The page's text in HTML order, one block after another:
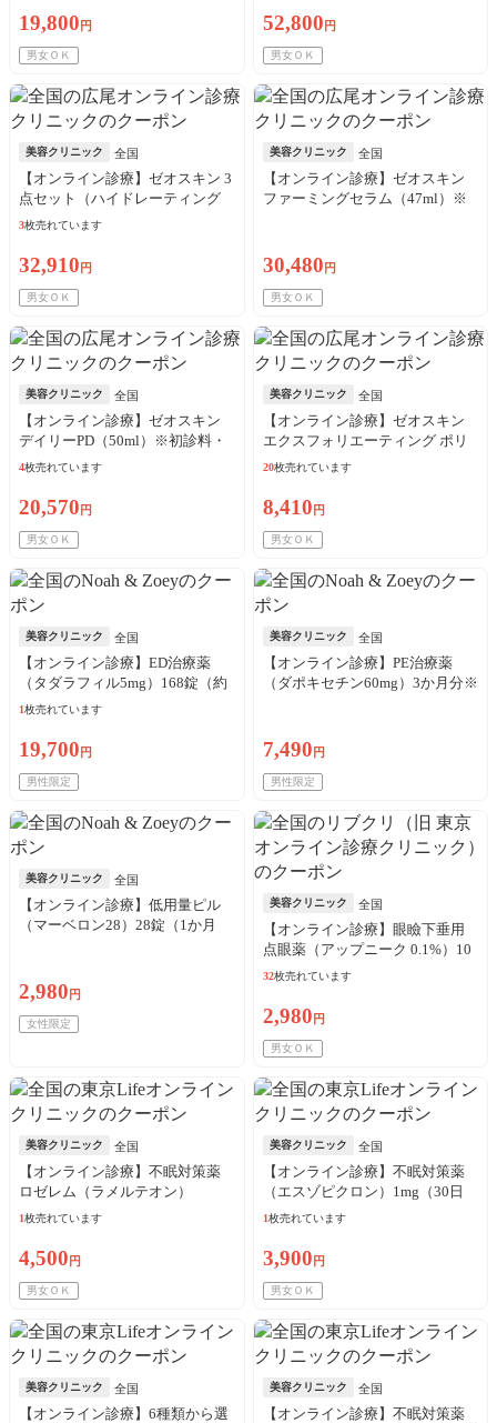
19,800 円
男女ＯＫ
52,800 円
男女ＯＫ
美容クリニック 全国
【オンライン診療】ゼオスキン 3
点セット（ハイドレーティング
クレンザー＋バランサートナー
込
3枚売れています
32,910 円
男女ＯＫ
美容クリニック 全国
【オンライン診療】ゼオスキン
ファーミングセラム（47ml）※
30,480 円
男女ＯＫ
美容クリニック 全国
【オンライン診療】ゼオスキン
デイリーPD（50ml）※初診料・
送料込
4枚売れています
20,570 円
男女ＯＫ
美容クリニック 全国
【オンライン診療】ゼオスキン
エクスフォリエーティング ポリ
ッシュ（65g）※初診料・送料込
20枚売れています
8,410 円
男女ＯＫ
美容クリニック 全国
【オンライン診療】ED治療薬
（タダラフィル5mg）168錠（約
6か月分）※初診料・送料込
1枚売れています
19,700 円
男性限定
美容クリニック 全国
【オンライン診療】PE治療薬
（ダポキセチン60mg）3か月分※
7,490 円
男性限定
美容クリニック 全国
【オンライン診療】低用量ピル
（マーベロン28）28錠（1か月
2,980 円
女性限定
美容クリニック 全国
【オンライン診療】眼瞼下垂用
点眼薬（アップニーク 0.1%）10
本（10日分）※初診料・送料込
32枚売れています
2,980 円
男女ＯＫ
美容クリニック 全国
【オンライン診療】不眠対策薬
ロゼレム（ラメルテオン）
8mg（30日分）※初診料・送料込
1枚売れています
4,500 円
男女ＯＫ
美容クリニック 全国
【オンライン診療】不眠対策薬
（エスゾピクロン）1mg（30日
分）※初診料・送料込／リピー
1枚売れています
3,900 円
男女ＯＫ
美容クリニック 全国
【オンライン診療】6種類から選
美容クリニック 全国
【オンライン診療】不眠対策薬